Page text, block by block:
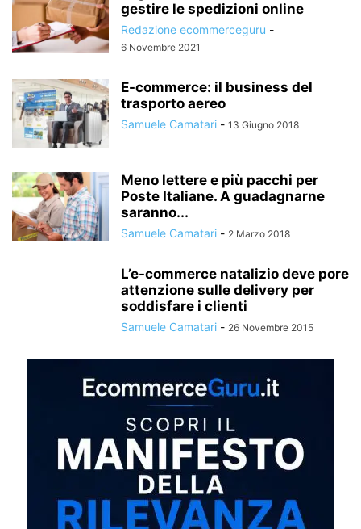
gestire le spedizioni online
Redazione ecommerceguru -
6 Novembre 2021
E-commerce: il business del
trasporto aereo
Samuele Camatari - 13 Giugno 2018
Meno lettere e più pacchi per
Poste Italiane. A guadagnarne
saranno...
Samuele Camatari - 2 Marzo 2018
L’e-commerce natalizio deve pore
attenzione sulle delivery per
soddisfare i clienti
Samuele Camatari - 26 Novembre 2015